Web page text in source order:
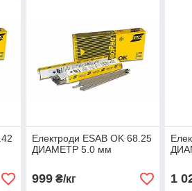
Електроди ESAB OK 68.25
ДИАМЕТР 5.0 мм
999₴/кг 1